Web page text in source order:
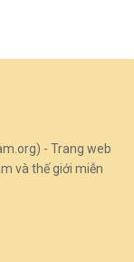
- Trang web
và thế giới miễn